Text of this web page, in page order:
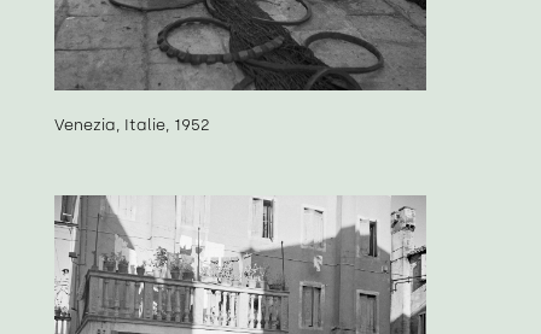
Venezia, Italie, 1952